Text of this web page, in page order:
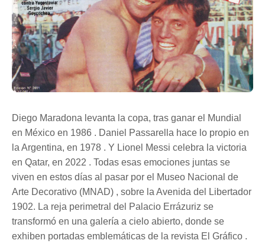
Diego Maradona levanta la copa, tras ganar el Mundial
en México en 1986 . Daniel Passarella hace lo propio en
la Argentina, en 1978 . Y Lionel Messi celebra la victoria
en Qatar, en 2022 . Todas esas emociones juntas se
viven en estos días al pasar por el Museo Nacional de
Arte Decorativo (MNAD) , sobre la Avenida del Libertador
1902. La reja perimetral del Palacio Errázuriz se
transformó en una galería a cielo abierto, donde se
exhiben portadas emblemáticas de la revista El Gráfico .